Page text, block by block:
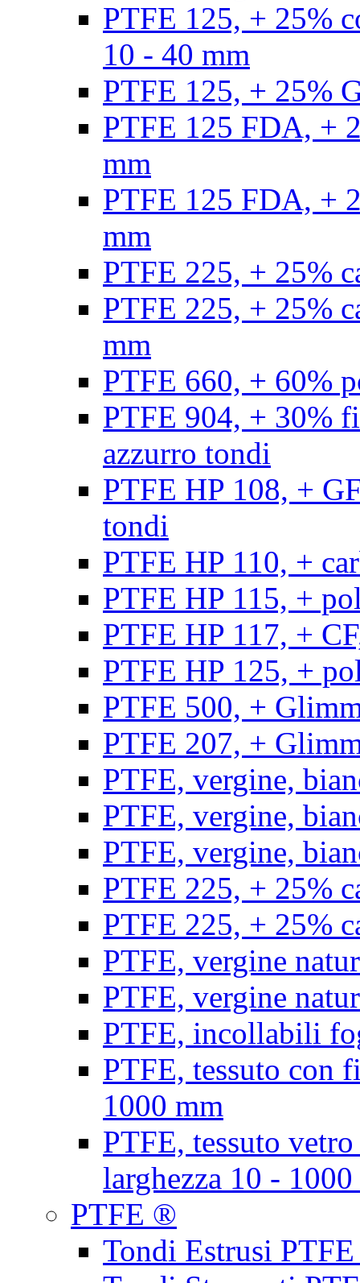
PTFE 125, + 25%
10 - 40 mm
PTFE 125, + 25%
PTFE 125 FDA, +
mm
PTFE 125 FDA, +
mm
PTFE 225, + 25%
PTFE 225, + 25%
mm
PTFE 660, + 60%
PTFE 904, + 30%
azzurro tondi
PTFE HP 108, +
tondi
PTFE HP 110, +
PTFE HP 115, +
PTFE HP 117, +
PTFE HP 125, +
PTFE 500, +
PTFE 207, +
PTFE, vergine,
PTFE, vergine,
PTFE, vergine,
PTFE 225, + 25%
PTFE 225, + 25%
PTFE, vergine
PTFE, vergine
PTFE, incollabili
PTFE, tessuto con
1000 mm
PTFE, tessuto
larghezza 10 -
PTFE ®
Tondi Estrusi